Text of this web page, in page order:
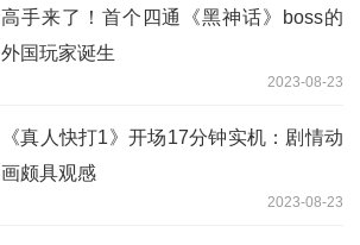
高手来了！首个四通《黑神话》boss的
外国玩家诞生
2023-08-23
《真人快打1》开场17分钟实机：剧情动
画颇具观感
2023-08-23